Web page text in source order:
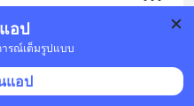
อป
ารณ์เต็มรูปแบบ
แอป